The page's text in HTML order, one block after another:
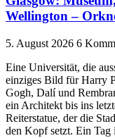
Wellington –
5. August 2026 6
Eine Universität, die
einziges Bild für Harry
Gogh, Dalí und
ein Architekt bis ins
Reiterstatue, der die
den Kopf setzt. Ein Tag